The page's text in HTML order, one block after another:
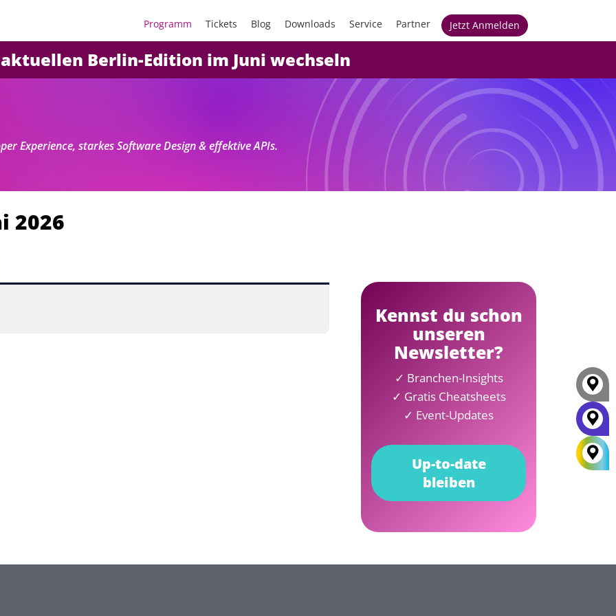
Programm Tickets Blog Downloads Service Partner Jetzt Anmelden
Berlin-Edition im Juni wechseln
Experience, starkes Software Design & effektive APIs.
2026
Kennst du schon
unseren
Newsletter?
✓ Branchen-Insights
✓ Gratis Cheatsheets
✓ Event-Updates
Up-to-date
bleiben